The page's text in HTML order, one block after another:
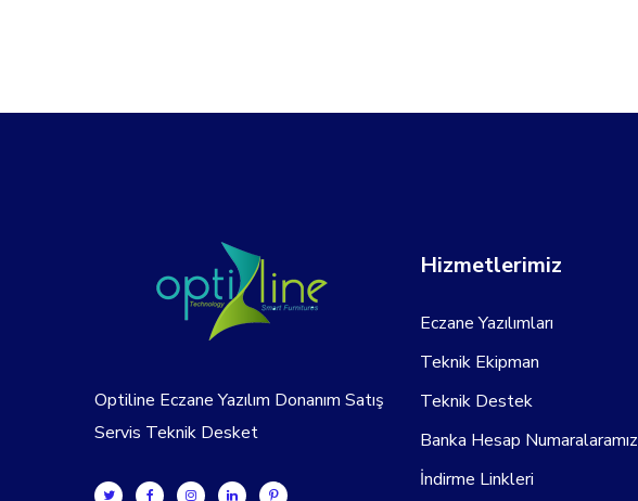
Optiline Eczane Yazılım Donanım Satış
Servis Teknik Desket
Hizmetlerimiz
Eczane Yazılımları
Teknik Ekipman
Teknik Destek
Banka Hesap Numaralaramız
İndirme Linkleri